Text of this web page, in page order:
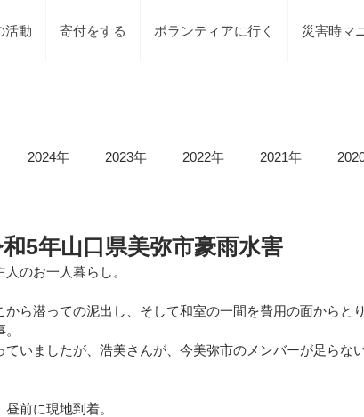
活動 寄付をする ボランティアに行く 災害時マ
2024年 2023年 2022年 2021年
情報
）
5年山口県美弥市豪雨水害
のお一人暮らし。
から潜っての泥出し、そして和室の一間を費用の面からと
ていましたが、浩美さんが、今美弥市のメンバーが足らな
前に現地到着。